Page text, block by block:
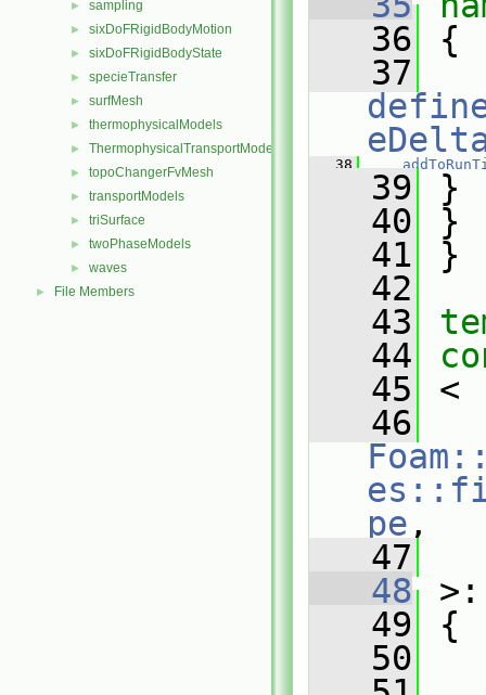
► sampling
► sixDoFRigidBodyMotion
► sixDoFRigidBodyState
► specieTransfer
► surfMesh
► thermophysicalModels
► ThermophysicalTransportModels
► topoChangerFvMesh
► transportModels
► triSurface
► twoPhaseModels
► waves
► File Members
   36
{
   37
   38
   39
}
   40
}
   41
}
   42
   43
   44
   45
<
   46
pe ,
   47
   48
   49
{
   50